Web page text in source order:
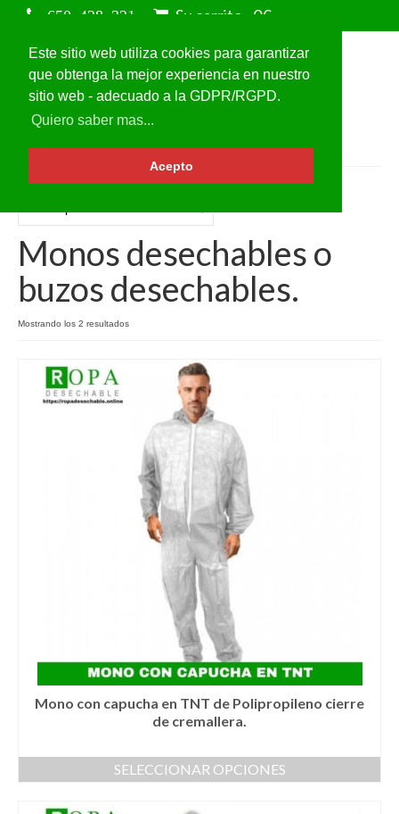
Este sitio web utiliza cookies para garantizar
que obtenga la mejor experiencia en nuestro
sitio web - adecuado a la GDPR/RGPD.
Quiero saber mas...
Acepto
Su carrito 0€
Monos desechables o
buzos desechables.
Mostrando los 2 resultados
Mono con capucha en TNT de Polipropileno cierre
de cremallera.
SELECCIONAR OPCIONES